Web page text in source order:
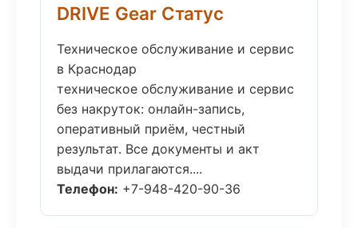
DRIVE Gear Статус
Техническое обслуживание и сервис
в Краснодар
техническое обслуживание и сервис
без накруток: онлайн-запись,
оперативный приём, честный
результат. Все документы и акт
выдачи прилагаются....
Телефон: +7-948-420-90-36